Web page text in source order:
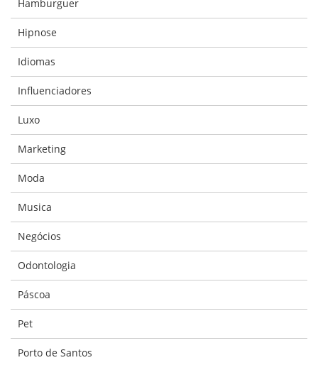
Hamburguer
Hipnose
Idiomas
Influenciadores
Luxo
Marketing
Moda
Musica
Negócios
Odontologia
Páscoa
Pet
Porto de Santos